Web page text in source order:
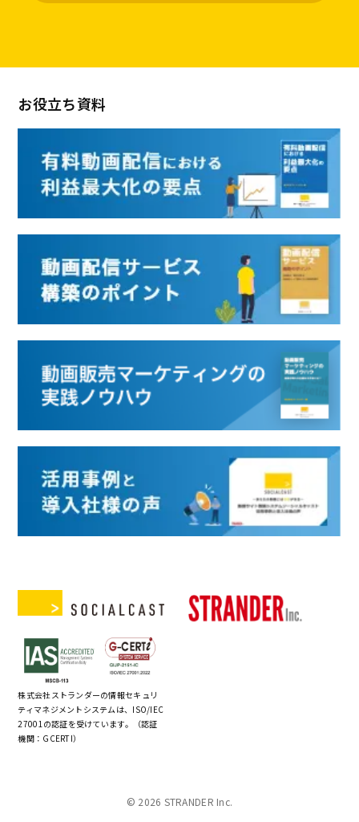
お役立ち資料
株式会社ストランダーの情報セキュリ
ティマネジメントシステムは、ISO/IEC
27001の認証を受けています。（認証
機関：GCERTI）
© 2026 STRANDER Inc.